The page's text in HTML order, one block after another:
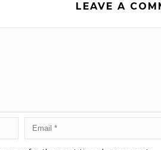
LEAVE A